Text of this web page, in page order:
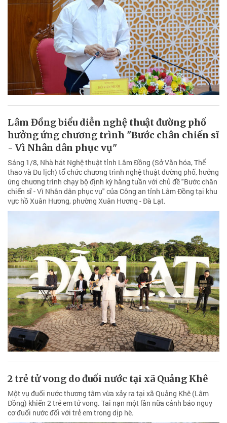
Lâm Đồng biểu diễn nghệ thuật đường phố
hưởng ứng chương trình "Bước chân chiến sĩ
- Vì Nhân dân phục vụ"
Sáng 1/8, Nhà hát Nghệ thuật tỉnh Lâm Đồng (Sở Văn hóa, Thể
thao và Du lịch) tổ chức chương trình nghệ thuật đường phố, hưởng
ứng chương trình chạy bộ định kỳ hằng tuần với chủ đề "Bước chân
chiến sĩ - Vì Nhân dân phục vụ" của Công an tỉnh Lâm Đồng tại khu
vực hồ Xuân Hương, phường Xuân Hương - Đà Lạt.
2 trẻ tử vong do đuối nước tại xã Quảng Khê
Một vụ đuối nước thương tâm vừa xảy ra tại xã Quảng Khê (Lâm
Đồng) khiến 2 trẻ em tử vong. Tai nạn một lần nữa cảnh báo nguy
cơ đuối nước đối với trẻ em trong dịp hè.